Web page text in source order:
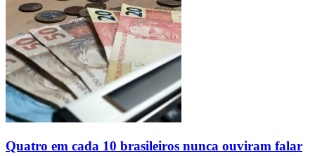
Quatro em cada 10 brasileiros nunca ouviram falar